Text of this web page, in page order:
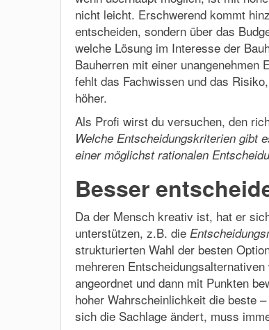
nicht leicht. Erschwerend kommt
entscheiden, sondern über das
welche Lösung im Interesse der
Bauherren mit einer
fehlt das Fachwissen und das
höher.
Als Profi wirst du versuchen, den
Welche Entscheidungskriterien gibt
einer möglichst rationalen
Besser
Da der Mensch kreativ ist, hat er
unterstützen, z.B. die
strukturierten Wahl der besten
mehreren
angeordnet und dann mit Punkten
hoher Wahrscheinlichkeit die beste
sich die Sachlage ändert, muss